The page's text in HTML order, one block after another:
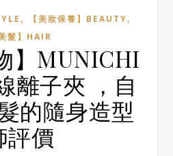
, 【美妝保養】BEAUTY,
美髮】HAIR
】MUNICHI
離子夾 ，自
的隨身造型
評價